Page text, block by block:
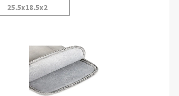
25.5x18.5x2